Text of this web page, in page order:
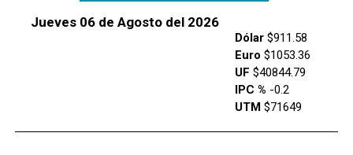
Jueves 06 de Agosto del 2026
Dólar$911.58
Euro $1053.36
UF $40844.79
IPC % -0.2
UTM $71649